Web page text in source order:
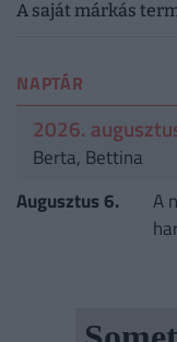
A saját márkás
NAPTÁR
2026.
Berta, Bettina
Augusztus 6.
A